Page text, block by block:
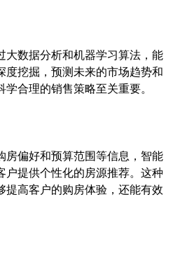
大数据分析和机器学习算法，能
度挖掘，预测未来的市场趋势和
合理的销售策略至关重要。
房偏好和预算范围等信息，智能
户提供个性化的房源推荐。这种
提高客户的购房体验，还能有效